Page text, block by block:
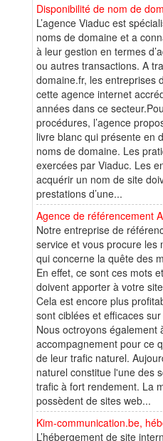
Disponibilité de nom de
L’agence Viaduc est
noms de domaine et a
à leur gestion en termes
ou autres transactions. A
domaine.fr, les entreprises
cette agence internet
années dans ce
procédures, l’agence
livre blanc qui présente en
noms de domaine. Les
exercées par Viaduc. Les
acquérir un nom de site
prestations d’une...
Agence de référencement
Notre entreprise de
service et vous procure les
qui concerne la quête des
En effet, ce sont ces mots
doivent apporter à votre
Cela est encore plus
sont ciblées et efficaces
Nous octroyons également
accompagnement pour ce
de leur trafic naturel.
naturel constitue l'une des
trafic à fort rendement. La
possèdent de sites web...
Kim-communication.be,
L’hébergement de site